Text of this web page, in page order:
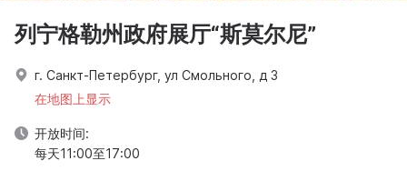
列宁格勒州政府展厅“斯莫尔尼”
г. Санкт-Петербург, ул Смольного, д 3
在地图上显示
开放时间:
每天11:00至17:00